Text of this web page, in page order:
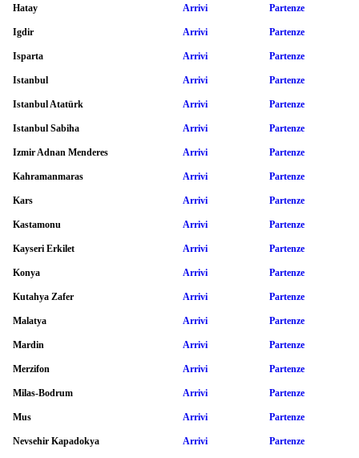
Hatay Arrivi Partenze
Igdir Arrivi Partenze
Isparta Arrivi Partenze
Istanbul Arrivi Partenze
Istanbul Atatürk Arrivi Partenze
Istanbul Sabiha Arrivi Partenze
Izmir Adnan Menderes Arrivi Partenze
Kahramanmaras Arrivi Partenze
Kars Arrivi Partenze
Kastamonu Arrivi Partenze
Kayseri Erkilet Arrivi Partenze
Konya Arrivi Partenze
Kutahya Zafer Arrivi Partenze
Malatya Arrivi Partenze
Mardin Arrivi Partenze
Merzifon Arrivi Partenze
Milas-Bodrum Arrivi Partenze
Mus Arrivi Partenze
Nevsehir Kapadokya Arrivi Partenze